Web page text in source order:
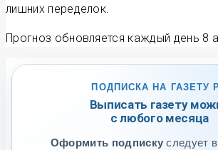
лишних переделок.
Прогноз обновляется каждый день 8
ПОДПИСКА НА ГАЗЕТУ
Выписать газету
с любого месяца
Оформить подписку следует